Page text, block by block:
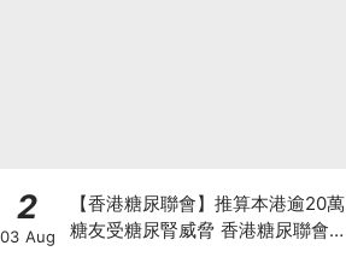
2
03 Aug
【香港糖尿聯會】推算本港逾20萬
糖友受糖尿腎威脅 香港糖尿聯會